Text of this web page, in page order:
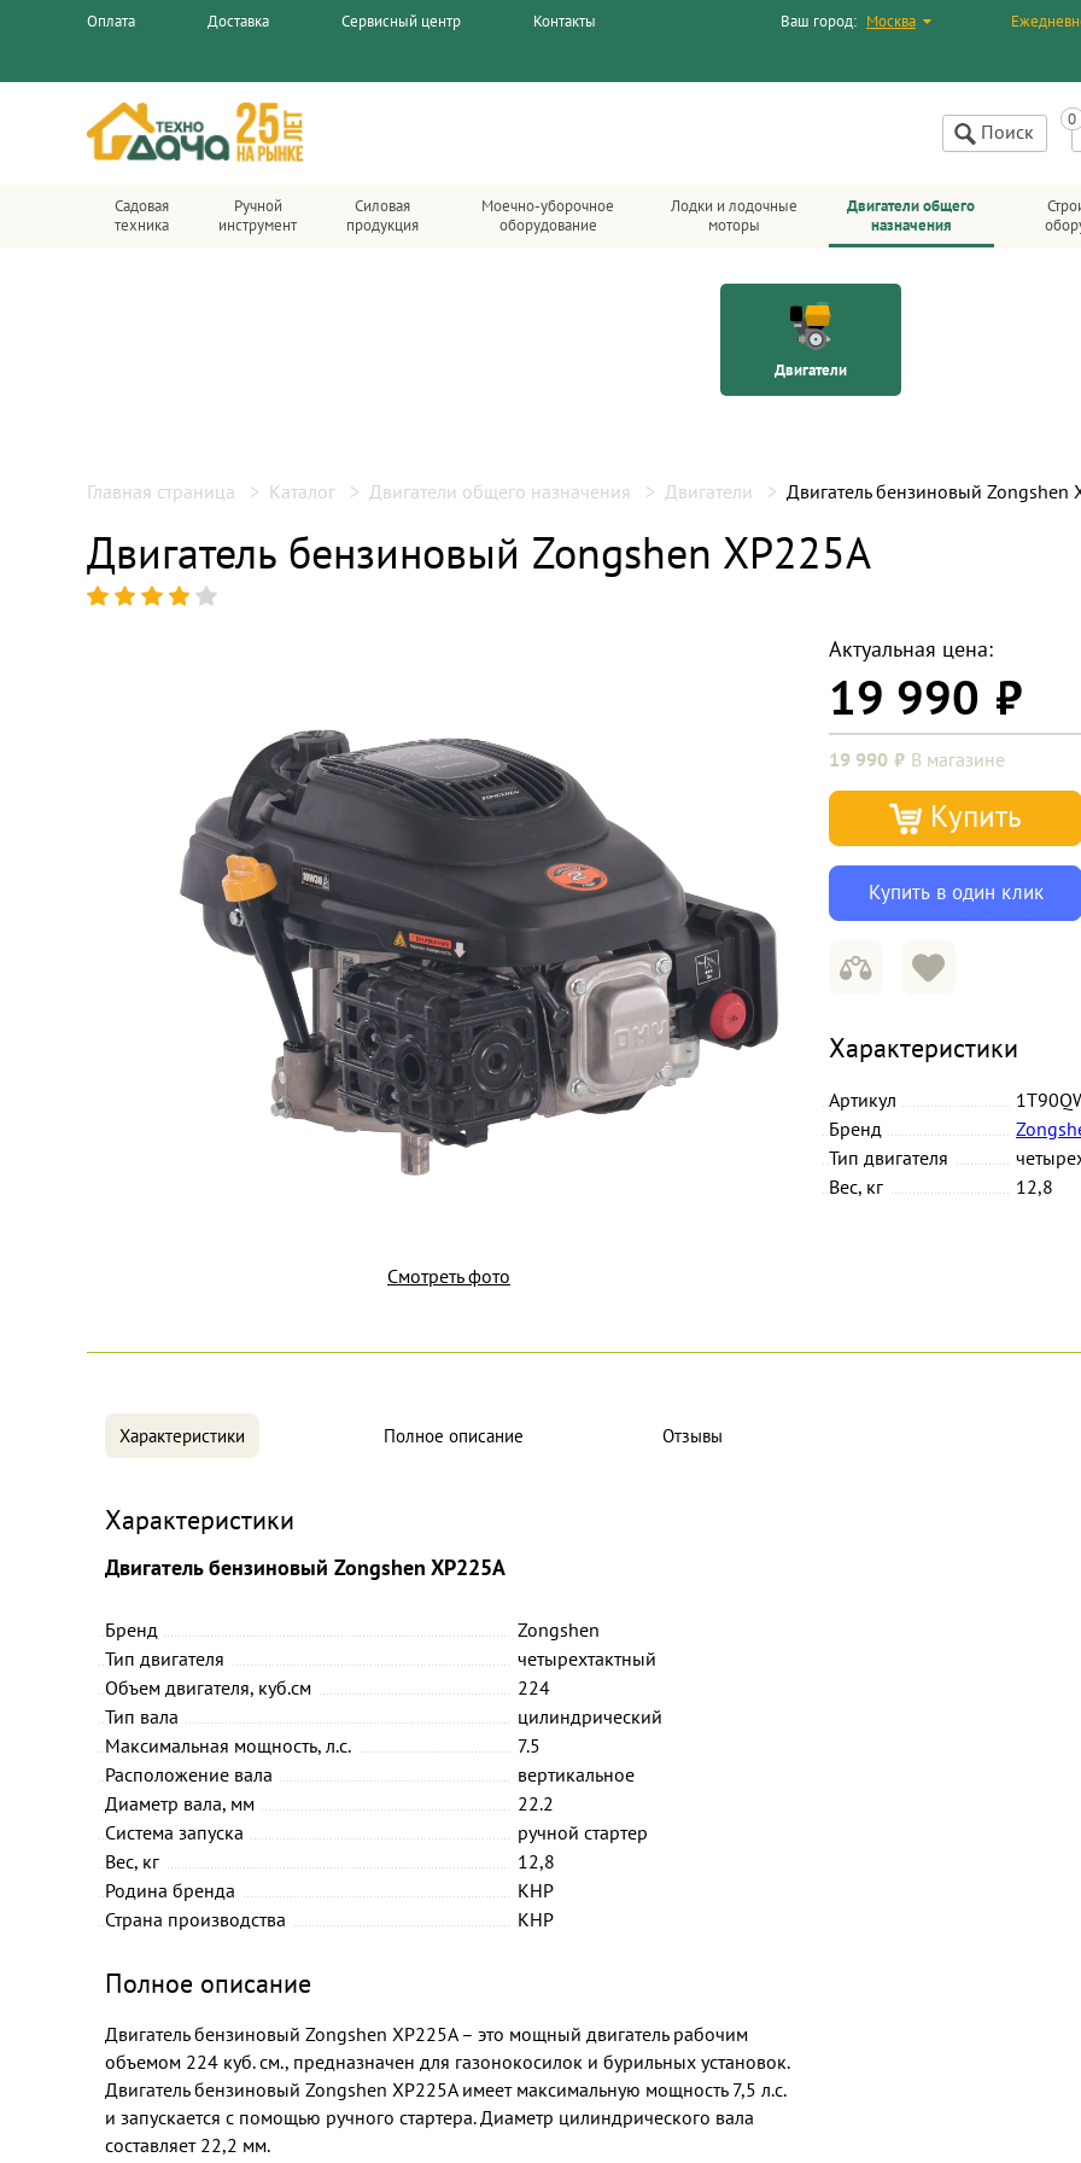
Оплата Доставка Сервисный центр Контакты Ваш город: Москва
Поиск
Садовая
техника
Ручной
инструмент
Силовая
продукция
Моечно-уборочное
оборудование
Лодки и лодочные
моторы
Двигатели общего
назначения
Двигатели
Главная страница Каталог Двигатели общего назначения Двигатели Двигатель бензиновый Zongshen
Двигатель бензиновый Zongshen XP225A
Смотреть фото
Актуальная цена:
19 990
19 990 В магазине
Купить
Купить в один клик
Характеристики
Артикул
Бренд
Тип двигателя
Вес, кг
12,8
Характеристики Полное описание Отзывы
Характеристики
Двигатель бензиновый Zongshen XP225A
Бренд
Zongshen
Тип двигателя
четырехтактный
Объем двигателя, куб.см
224
Тип вала
цилиндрический
Максимальная мощность, л.с.
7.5
Расположение вала
вертикальное
Диаметр вала, мм
22.2
Система запуска
ручной стартер
Вес, кг
12,8
Родина бренда
КНР
Страна производства
КНР
Полное описание
Двигатель бензиновый Zongshen XP225A – это мощный двигатель рабочим
объемом 224 куб. см., предназначен для газонокосилок и бурильных установок.
Двигатель бензиновый Zongshen XP225A имеет максимальную мощность 7,5 л.с.
и запускается с помощью ручного стартера. Диаметр цилиндрического вала
составляет 22,2 мм.